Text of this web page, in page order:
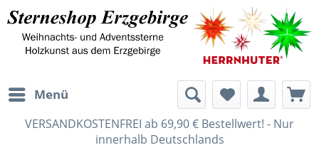
Menü
VERSANDKOSTENFREI ab 69,90 € Bestellwert! - Nur
innerhalb Deutschlands